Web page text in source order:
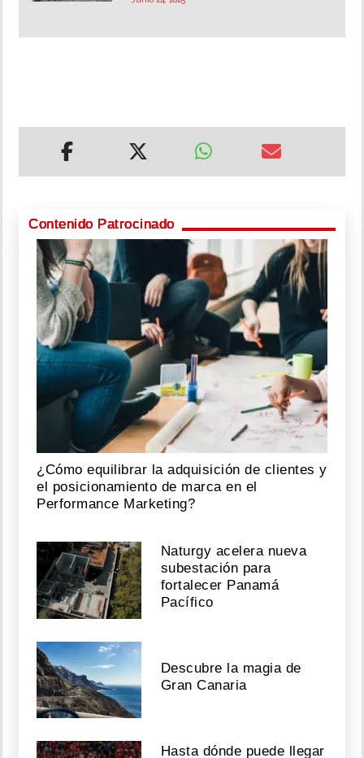
Contenido Patrocinado
¿Cómo equilibrar la adquisición de clientes y
el posicionamiento de marca en el
Performance Marketing?
Naturgy acelera nueva
subestación para
fortalecer Panamá
Pacífico
Descubre la magia de
Gran Canaria
Hasta dónde puede llegar